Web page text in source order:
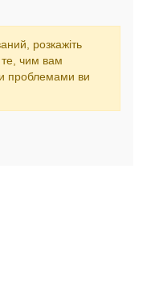
розкажіть
те, чим вам
проблемами ви